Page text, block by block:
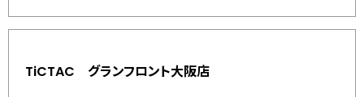
TiCTAC グランフロント大阪店